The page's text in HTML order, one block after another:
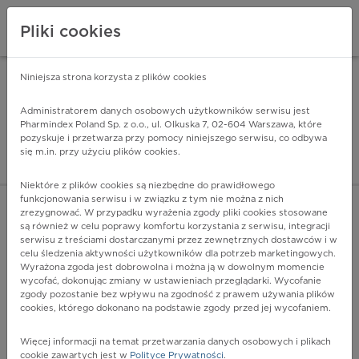
Pharmindex - lider
ZALOGUJ SIĘ
I28.1 - Tętniak tętnicy płucnej
Więcej na lekiicd10.pl
Pliki cookies
Niniejsza strona korzysta z plików cookies
Administratorem danych osobowych użytkowników serwisu jest
Pharmindex Poland Sp. z o.o., ul. Olkuska 7, 02-604 Warszawa, które
pozyskuje i przetwarza przy pomocy niniejszego serwisu, co odbywa
się m.in. przy użyciu plików cookies.
Niektóre z plików cookies są niezbędne do prawidłowego
funkcjonowania serwisu i w związku z tym nie można z nich
zrezygnować. W przypadku wyrażenia zgody pliki cookies stosowane
są również w celu poprawy komfortu korzystania z serwisu, integracji
serwisu z treściami dostarczanymi przez zewnętrznych dostawców i w
celu śledzenia aktywności użytkowników dla potrzeb marketingowych.
Wyrażona zgoda jest dobrowolna i można ją w dowolnym momencie
wycofać, dokonując zmiany w ustawieniach przeglądarki. Wycofanie
zgody pozostanie bez wpływu na zgodność z prawem używania plików
cookies, którego dokonano na podstawie zgody przed jej wycofaniem.
Więcej informacji na temat przetwarzania danych osobowych i plikach
cookie zawartych jest w Polityce Prywatności.
ZA DARMO - w Google Play INSTALUJ